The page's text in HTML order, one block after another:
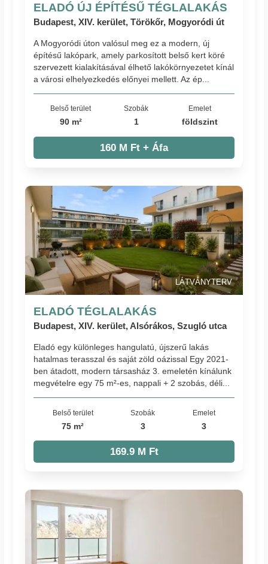
ELADÓ ÚJ ÉPÍTÉSŰ TÉGLALAKÁS
Budapest, XIV. kerület, Törökőr, Mogyoródi út
A Mogyoródi úton valósul meg ez a modern, új
építésű lakópark, amely parkosított belső kert köré
szervezett kialakításával élhető lakókörnyezetet kínál
a városi elhelyezkedés előnyei mellett. Az ép...
Belső terület
90 m²
Szobák
1
Emelet
földszint
160 M Ft + Áfa
LÁTVÁNYTERV
ELADÓ TÉGLALAKÁS
Budapest, XIV. kerület, Alsórákos, Szugló utca
Eladó egy különleges hangulatú, újszerű lakás
hatalmas terasszal és saját zöld oázissal Egy 2021-
ben átadott, modern társasház 3. emeletén kínálunk
megvételre egy 75 m²-es, nappali + 2 szobás, déli...
Belső terület
75 m²
Szobák
3
Emelet
3
169.9 M Ft